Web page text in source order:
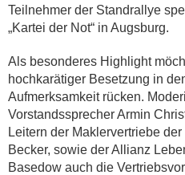
Teilnehmer der Standrallye
„Kartei der Not“ in Augsburg.
Als besonderes Highlight
hochkarätiger Besetzung in
Aufmerksamkeit rücken.
Vorstandssprecher Armin
Leitern der Maklervertriebe
Becker, sowie der Allianz
Basedow auch die